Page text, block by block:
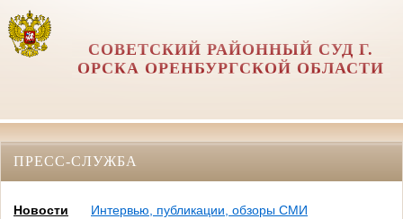
СОВЕТСКИЙ РАЙОННЫЙ СУД Г.
ОРСКА ОРЕНБУРГСКОЙ ОБЛАСТИ
ПРЕСС-СЛУЖБА
Новости
Интервью, публикации, обзоры СМИ